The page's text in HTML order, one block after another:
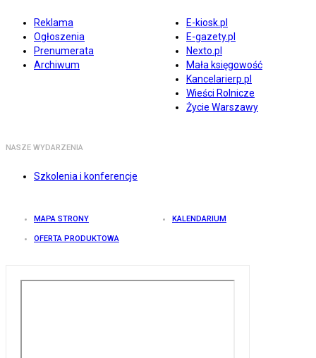
Reklama
Ogłoszenia
Prenumerata
Archiwum
E-kiosk.pl
E-gazety.pl
Nexto.pl
Mała księgowość
Kancelarierp.pl
Wieści Rolnicze
Życie Warszawy
NASZE WYDARZENIA
Szkolenia i konferencje
MAPA STRONY KALENDARIUM
OFERTA PRODUKTOWA